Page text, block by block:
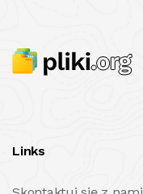
Links